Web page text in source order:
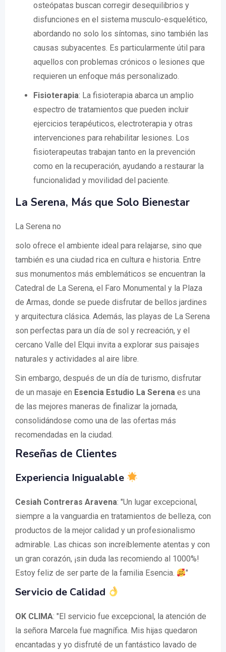
osteópatas buscan corregir desequilibrios y
disfunciones en el sistema musculo-esquelético,
abordando no solo los síntomas, sino también las
causas subyacentes. Es particularmente útil para
aquellos con problemas crónicos o lesiones que
requieren un enfoque más personalizado.
Fisioterapia: La fisioterapia abarca un amplio
espectro de tratamientos que pueden incluir
ejercicios terapéuticos, electroterapia y otras
intervenciones para rehabilitar lesiones. Los
fisioterapeutas trabajan tanto en la prevención
como en la recuperación, ayudando a restaurar la
funcionalidad y movilidad del paciente.
La Serena, Más que Solo Bienestar
La Serena no
solo ofrece el ambiente ideal para relajarse, sino que
también es una ciudad rica en cultura e historia. Entre
sus monumentos más emblemáticos se encuentran la
Catedral de La Serena, el Faro Monumental y la Plaza
de Armas, donde se puede disfrutar de bellos jardines
y arquitectura clásica. Además, las playas de La Serena
son perfectas para un día de sol y recreación, y el
cercano Valle del Elqui invita a explorar sus paisajes
naturales y actividades al aire libre.
Sin embargo, después de un día de turismo, disfrutar
de un masaje en Esencia Estudio La Serena es una
de las mejores maneras de finalizar la jornada,
consolidándose como una de las ofertas más
recomendadas en la ciudad.
Reseñas de Clientes
Experiencia Inigualable
Cesiah Contreras Aravena: "Un lugar excepcional,
siempre a la vanguardia en tratamientos de belleza, con
productos de la mejor calidad y un profesionalismo
admirable. Las chicas son increíblemente atentas y con
un gran corazón, ¡sin duda las recomiendo al 1000%!
Estoy feliz de ser parte de la familia Esencia.
"
Servicio de Calidad
OK CLIMA: "El servicio fue excepcional, la atención de
la señora Marcela fue magnífica. Mis hijas quedaron
encantadas y yo disfruté de un fantástico lavado de